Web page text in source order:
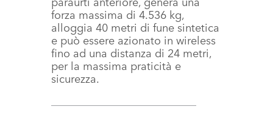
forza massima di 4.536 kg,
alloggia 40 metri di fune sintetica
e può essere azionato in wireless
fino ad una distanza di 24 metri,
per la massima praticità e
sicurezza.